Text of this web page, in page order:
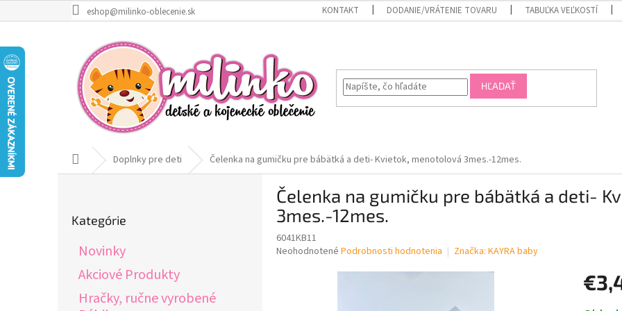
na
eshop@milinko-oblecenie.sk KONTAKT DODANIE/VRÁTENIE TOVARU TABUĽKA VEĽKOSTÍ
HĽADAŤ
DomovDoplnky pre deti Čelenka na gumičku pre bábätká a deti- Kvietok, menotolová 3mes.-12mes.
kategórie
Kategórie
Novinky
Akciové Produkty
Hračky, ručne vyrobené
Čelenka na gumičku pre bábätká a deti-
3mes.-12mes.
6041KB11
Priemerné
Neohodnotené Podrobnosti hodnotenia Značka: KAYRA baby